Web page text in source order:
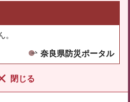
。
奈良県防災ポータル
閉じる